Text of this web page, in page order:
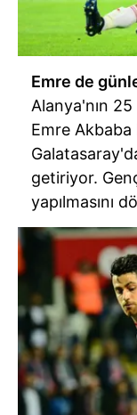
Emre de
Alanya'nın
Emre
getiriyor.
yapılmasını